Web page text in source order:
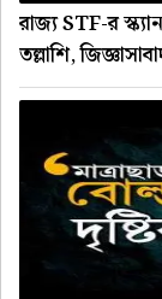
রাজ্য STF-র
তল্লাশি,